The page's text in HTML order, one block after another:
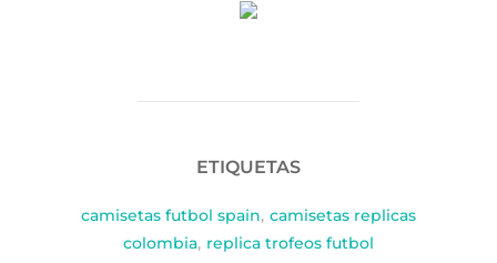
ETIQUETAS
camisetas futbol spain, camisetas replicas
colombia, replica trofeos futbol